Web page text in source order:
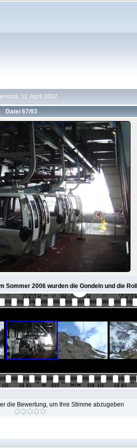
11. April 2007
Datei 67/93
Sommer 2006 wurden die Gondeln und die
die Bewertung, um Ihre Stimme abzugeben